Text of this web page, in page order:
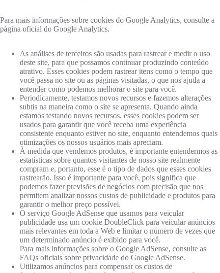
Para mais informações sobre cookies do Google Analytics, consulte a
página oficial do Google Analytics.
As análises de terceiros são usadas para rastrear e medir o uso
deste site, para que possamos continuar produzindo conteúdo
atrativo. Esses cookies podem rastrear itens como o tempo que
você passa no site ou as páginas visitadas, o que nos ajuda a
entender como podemos melhorar o site para você.
Periodicamente, testamos novos recursos e fazemos alterações
subtis na maneira como o site se apresenta. Quando ainda
estamos testando novos recursos, esses cookies podem ser
usados ​​para garantir que você receba uma experiência
consistente enquanto estiver no site, enquanto entendemos quais
otimizações os nossos usuários mais apreciam.
À medida que vendemos produtos, é importante entendermos as
estatísticas sobre quantos visitantes de nosso site realmente
compram e, portanto, esse é o tipo de dados que esses cookies
rastrearão. Isso é importante para você, pois significa que
podemos fazer previsões de negócios com precisão que nos
permitem analizar nossos custos de publicidade e produtos para
garantir o melhor preço possível.
O serviço Google AdSense que usamos para veicular
publicidade usa um cookie DoubleClick para veicular anúncios
mais relevantes em toda a Web e limitar o número de vezes que
um determinado anúncio é exibido para você.
Para mais informações sobre o Google AdSense, consulte as
FAQs oficiais sobre privacidade do Google AdSense.
Utilizamos anúncios para compensar os custos de